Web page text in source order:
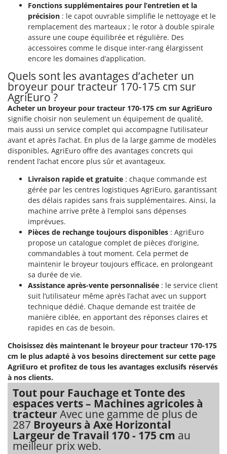
Fonctions supplémentaires pour l’entretien et la
précision : le capot ouvrable simplifie le nettoyage et le
remplacement des marteaux ; le rotor à double spirale
assure une coupe équilibrée et régulière. Des
accessoires comme le disque inter-rang élargissent
encore les domaines d’application.
Quels sont les avantages d’acheter un
broyeur pour tracteur 170-175 cm sur
AgriEuro ?
Acheter un broyeur pour tracteur 170-175 cm sur AgriEuro
signifie choisir non seulement un équipement de qualité,
mais aussi un service complet qui accompagne l’utilisateur
avant et après l’achat. En plus de la large gamme de modèles
disponibles, AgriEuro offre des avantages concrets qui
rendent l’achat encore plus sûr et avantageux.
Livraison rapide et gratuite : chaque commande est
gérée par les centres logistiques AgriEuro, garantissant
des délais rapides sans frais supplémentaires. Ainsi, la
machine arrive prête à l’emploi sans dépenses
imprévues.
Pièces de rechange toujours disponibles : AgriEuro
propose un catalogue complet de pièces d’origine,
commandables à tout moment. Cela permet de
maintenir le broyeur toujours efficace, en prolongeant
sa durée de vie.
Assistance après-vente personnalisée : le service client
suit l’utilisateur même après l’achat avec un support
technique dédié. Chaque demande est traitée de
manière ciblée, en apportant des réponses claires et
rapides en cas de besoin.
Choisissez dès maintenant le broyeur pour tracteur 170-175
cm le plus adapté à vos besoins directement sur cette page
AgriEuro et profitez de tous les avantages exclusifs réservés
à nos clients.
Tout pour Fauchage et Tonte des
espaces verts – Machines agricoles à
tracteur Avec une gamme de plus de
287 Broyeurs à Axe Horizontal
Largeur de Travail 170 - 175 cm au
meilleur prix web.